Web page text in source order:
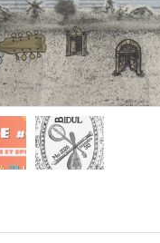
sur Aubigné Racan,Ça
le numéro ...